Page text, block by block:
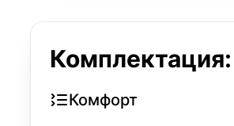
Комфорт